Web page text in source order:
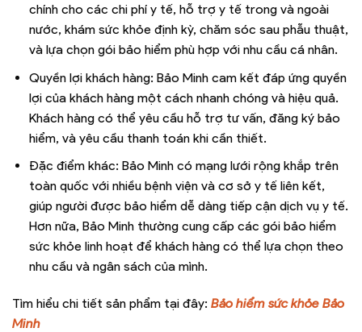
chính cho các chi phí y tế, hỗ trợ y tế trong và ngoài
nước, khám sức khỏe định kỳ, chăm sóc sau phẫu thuật,
và lựa chọn gói bảo hiểm phù hợp với nhu cầu cá nhân.
Quyền lợi khách hàng: Bảo Minh cam kết đáp ứng quyền
lợi của khách hàng một cách nhanh chóng và hiệu quả.
Khách hàng có thể yêu cầu hỗ trợ tư vấn, đăng ký bảo
hiểm, và yêu cầu thanh toán khi cần thiết.
Đặc điểm khác: Bảo Minh có mạng lưới rộng khắp trên
toàn quốc với nhiều bệnh viện và cơ sở y tế liên kết,
giúp người được bảo hiểm dễ dàng tiếp cận dịch vụ y tế.
Hơn nữa, Bảo Minh thường cung cấp các gói bảo hiểm
sức khỏe linh hoạt để khách hàng có thể lựa chọn theo
nhu cầu và ngân sách của mình.
Tìm hiểu chi tiết sản phẩm tại đây: Bảo hiểm sức khỏe Bảo
Minh